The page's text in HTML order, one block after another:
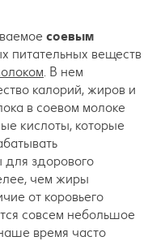
соевым
питательных веществ
. В нем
калорий, жиров и
в соевом молоке
кислоты, которые
для здорового
чем жиры
от коровьего
совсем небольшое
время часто